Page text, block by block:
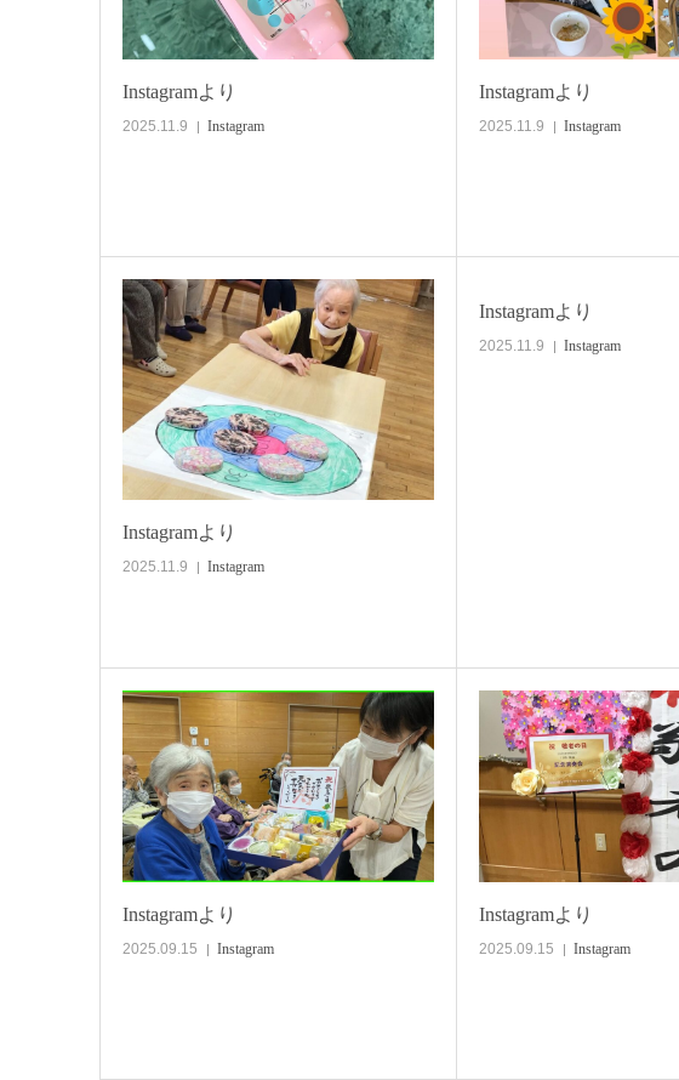
Instagramより
2025.11.9 Instagram
Instagramより
2025.11.9 Instagram
Instagramより
2025.11.9 Instagram
Instagramより
2025.11.9 Instagram
Instagramより
2025.09.15 Instagram
Instagramより
2025.09.15 Instagram